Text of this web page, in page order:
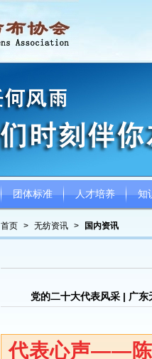
团体标准 人才培养 知
首页 > 无纺资讯 > 国内资讯
党的二十大代表风采 | 广
代表心声——